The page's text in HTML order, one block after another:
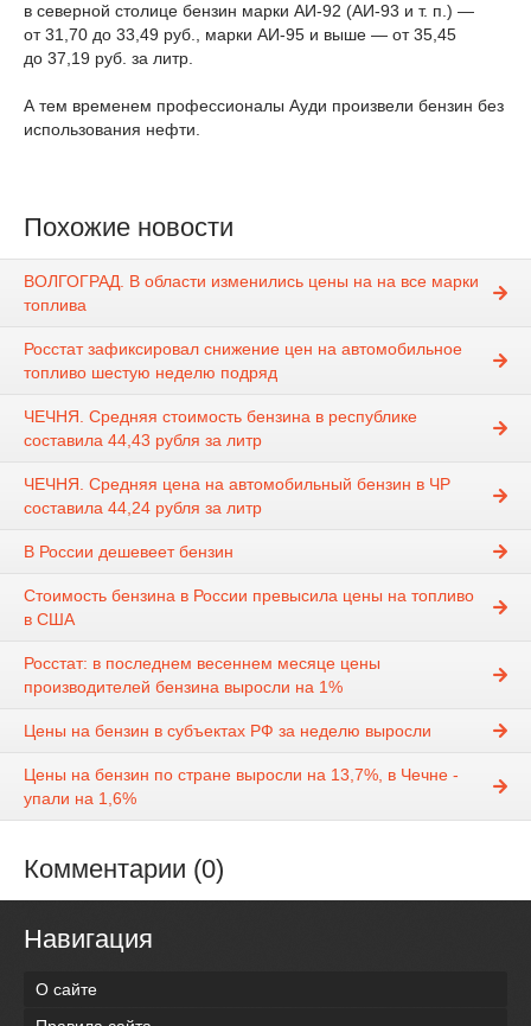
в северной столице бензин марки АИ-92 (АИ-93 и т. п.) —
от 31,70 до 33,49 руб., марки АИ-95 и выше — от 35,45
до 37,19 руб. за литр.
А тем временем профессионалы Ауди произвели бензин без
использования нефти.
Похожие новости
ВОЛГОГРАД. В области изменились цены на на все марки
топлива
Росстат зафиксировал снижение цен на автомобильное
топливо шестую неделю подряд
ЧЕЧНЯ. Средняя стоимость бензина в республике
составила 44,43 рубля за литр
ЧЕЧНЯ. Средняя цена на автомобильный бензин в ЧР
составила 44,24 рубля за литр
В России дешевеет бензин
Стоимость бензина в России превысила цены на топливо
в США
Росстат: в последнем весеннем месяце цены
производителей бензина выросли на 1%
Цены на бензин в субъектах РФ за неделю выросли
Цены на бензин по стране выросли на 13,7%, в Чечне -
упали на 1,6%
Комментарии (0)
Навигация
О сайте